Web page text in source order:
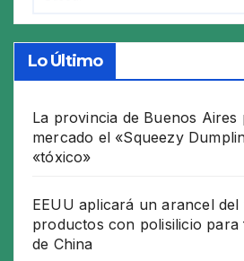
Lo Último
La provincia de Buenos Aires
mercado el «Squeezy
«tóxico»
EEUU aplicará un arancel del
productos con polisilicio
de China